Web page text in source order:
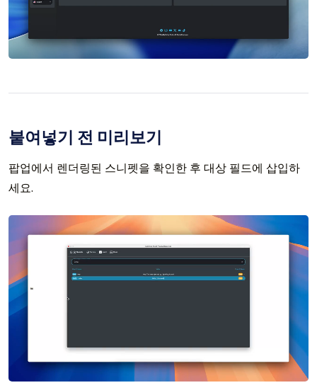
붙여넣기 전 미리보기
팝업에서 렌더링된 스니펫을 확인한 후 대상 필드에 삽입하
세요.